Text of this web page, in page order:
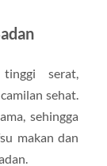
serat,
sehat.
sehingga
makan dan